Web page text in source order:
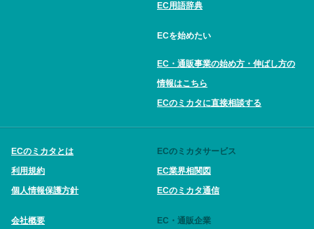
EC用語辞典
ECを始めたい
EC・通販事業の始め方・伸ばし方の
情報はこちら
ECのミカタに直接相談する
ECのミカタとは
利用規約
個人情報保護方針
会社概要
ECのミカタサービス
EC業界相関図
ECのミカタ通信
EC・通販企業